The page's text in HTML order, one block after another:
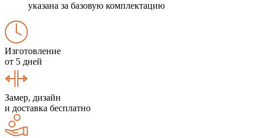
указана за базовую комплектацию
Изготовление
от 5 дней
Замер, дизайн
и доставка бесплатно